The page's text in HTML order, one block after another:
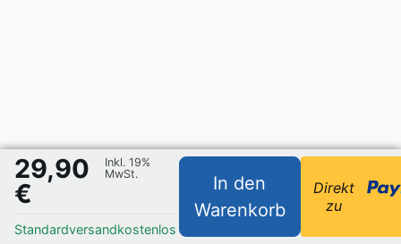
29,90
€
Inkl. 19%
MwSt.
Standardversandkostenlos
In den
Warenkorb
Direkt
zu